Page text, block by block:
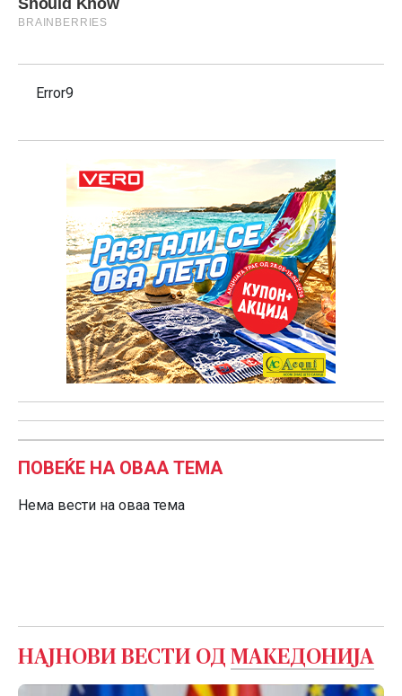
Error9
ПОВЕЌЕ НА ОВАА ТЕМА
Нема вести на оваа тема
НАЈНОВИ ВЕСТИ ОД МАКЕДОНИЈА